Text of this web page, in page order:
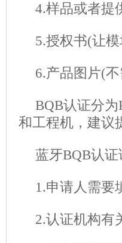
4.样品或者提
5.授权书(让
6.产品图片(
BQB认证分
和工程机，建议
蓝牙BQB认
1.申请人需要
2.认证机构有